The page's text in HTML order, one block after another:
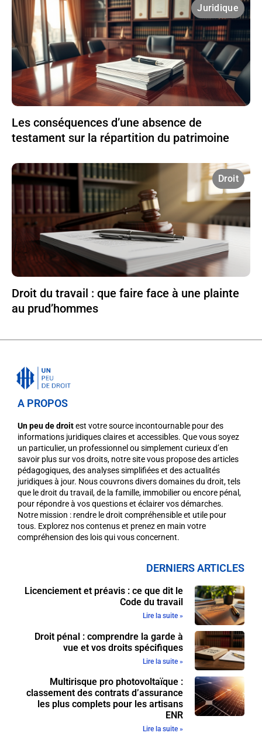
Juridique
Les conséquences d’une absence de
testament sur la répartition du patrimoine
Droit
Droit du travail : que faire face à une plainte
au prud’hommes
A PROPOS
Un peu de droitest votre source incontournable pour des
informations juridiques claires et accessibles. Que vous soyez
un particulier, un professionnel ou simplement curieux d’en
savoir plus sur vos droits, notre site vous propose des articles
pédagogiques, des analyses simplifiées et des actualités
juridiques à jour. Nous couvrons divers domaines du droit, tels
que le droit du travail, de la famille, immobilier ou encore pénal,
pour répondre à vos questions et éclairer vos démarches.
Notre mission : rendre le droit compréhensible et utile pour
tous. Explorez nos contenus et prenez en main votre
compréhension des lois qui vous concernent.
DERNIERS ARTICLES
Licenciement et préavis : ce que dit le
Code du travail
Lire la suite »
Droit pénal : comprendre la garde à
vue et vos droits spécifiques
Lire la suite »
Multirisque pro photovoltaïque :
classement des contrats d’assurance
les plus complets pour les artisans
ENR
Lire la suite »